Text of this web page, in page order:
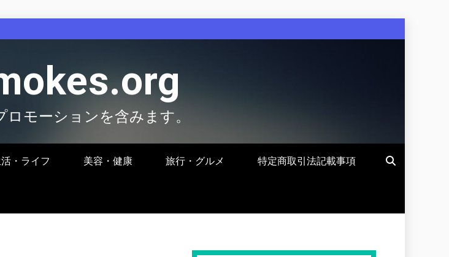
ロモーションを含みます。
・ライフ 美容・健康 旅行・グルメ 特定商取引法記載事項